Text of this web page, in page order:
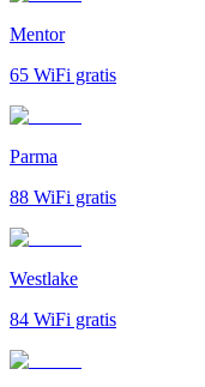
Mentor
65 WiFi gratis
Parma
88 WiFi gratis
Westlake
84 WiFi gratis